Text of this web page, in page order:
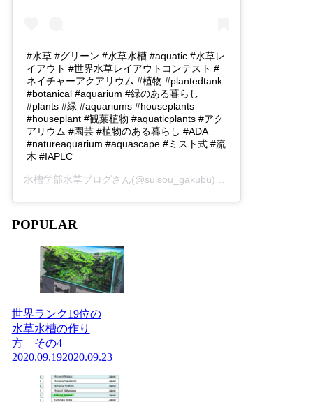
#水草 #グリーン #水草水槽 #aquatic #水草レ
イアウト #世界水草レイアウトコンテスト #
ネイチャーアクアリウム #植物 #plantedtank
#botanical #aquarium #緑のある暮らし
#plants #緑 #aquariums #houseplants
#houseplant #観葉植物 #aquaticplants #アク
アリウム #園芸 #植物のある暮らし #ADA
#natureaquarium #aquascape #ミスト式 #流
木 #IAPLC
水槽学部水草ブログさん(@suisou_gakubu)がシェアした投稿 -
POPULAR
世界ランク19位の
水草水槽の作り
方 その4
2020.09.192020.09.23